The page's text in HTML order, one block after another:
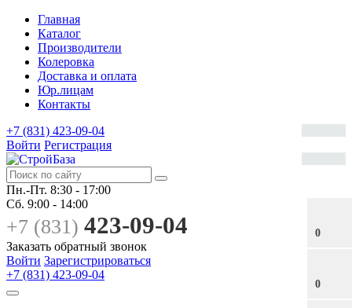
Главная
Каталог
Производители
Колеровка
Доставка и оплата
Юр.лицам
Контакты
0
0
+7 (831) 423-09-04
Войти Регистрация
Пн.-Пт. 8:30 - 17:00
Сб. 9:00 - 14:00
+7 (831) 423-09-04
Заказать обратный звонок
Войти Зарегистрироваться
+7 (831) 423-09-04